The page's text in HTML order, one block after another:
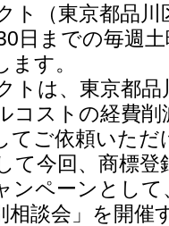
ト（東京都品川
日までの毎週
す。
トは、東京都
コストの経費
てご依頼いた
て今回、商標
ンペーンとし
相談会」を開